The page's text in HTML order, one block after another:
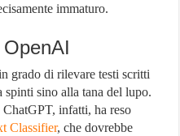
immaturo.
grado di rilevare testi scritti
spinti sino alla tana del lupo.
infatti, ha reso
Classifier, che dovrebbe